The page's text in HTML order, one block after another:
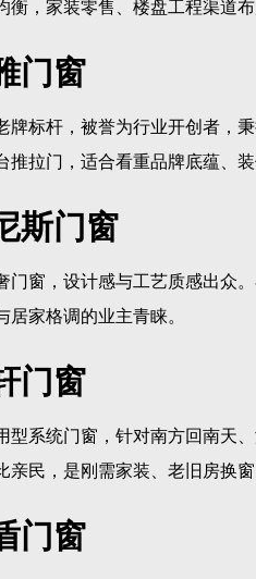
衡，家装零售、楼盘工程渠道
门窗
牌标杆，被誉为行业开创者，
推拉门，适合看重品牌底蕴、
斯门窗
门窗，设计感与工艺质感出众
居家格调的业主青睐。
门窗
型系统门窗，针对南方回南天
亲民，是刚需家装、老旧房换
门窗